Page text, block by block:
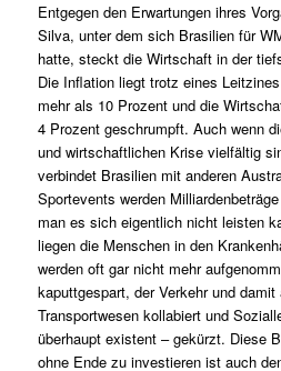
Entgegen den Erwartungen ihres
Silva, unter dem sich Brasilien für
hatte, steckt die Wirtschaft in der
Die Inflation liegt trotz eines
mehr als 10 Prozent und die
4 Prozent geschrumpft. Auch wenn
und wirtschaftlichen Krise vielfältig
verbindet Brasilien mit anderen
Sportevents werden
man es sich eigentlich nicht leisten
liegen die Menschen in den
werden oft gar nicht mehr
kaputtgespart, der Verkehr und
Transportwesen kollabiert und
überhaupt existent – gekürzt. Diese
ohne Ende zu investieren ist auch